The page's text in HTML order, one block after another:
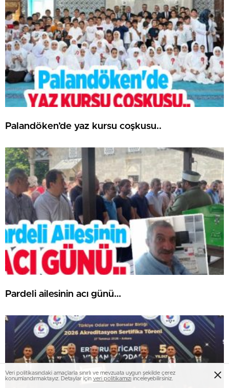
Palandöken’de yaz kursu coşkusu..
Pardeli ailesinin acı günü…
Veri politikasındaki amaçlarla sınırlı ve mevzuata uygun şekilde çerez
konumlandırmaktayız. Detaylar için veri politikamızı inceleyebilirsiniz.